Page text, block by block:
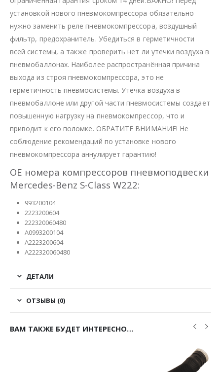
установкой нового пневмокомпрессора обязательно
нужно заменить реле пневмокомпрессора, воздушный
фильтр, предохранитель. Убедиться в герметичности
всей системы, а также проверить нет ли утечки воздуха в
пневмобаллонах. Наиболее распространённая причина
выхода из строя пневмокомпрессора, это не
герметичность пневмосистемы. Утечка воздуха в
пневмобаллоне или другой части пневмосистемы создает
повышенную нагрузку на пневмокомпрессор, что и
приводит к его поломке. ОБРАТИТЕ ВНИМАНИЕ! Не
соблюдение рекомендаций по установке нового
пневмокомпрессора аннулирует гарантию!
OE номера компрессоров пневмоподвески
Mercedes-Benz S-Class W222:
993200104
2223200604
222320060480
A0993200104
A2223200604
A222320060480
ДЕТАЛИ
ОТЗЫВЫ (0)
ВАМ ТАКЖЕ БУДЕТ ИНТЕРЕСНО…